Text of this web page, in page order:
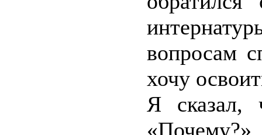
вопросам
хочу
Я сказал,